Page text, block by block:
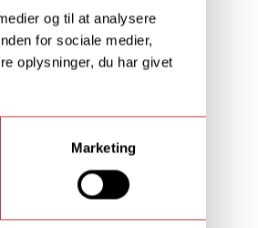
og til at analysere
for sociale medier,
oplysninger, du har givet
Marketing
-